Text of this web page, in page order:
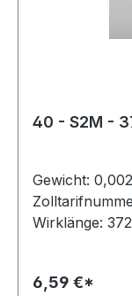
40 - S2M -
Gewicht:
Wirklänge:
Anfrage
6,59 €*